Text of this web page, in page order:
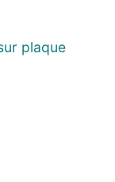
plaque